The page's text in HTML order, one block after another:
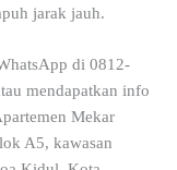
jarak jauh.
di 0812-
mendapatkan info
Mekar
A5, kawasan